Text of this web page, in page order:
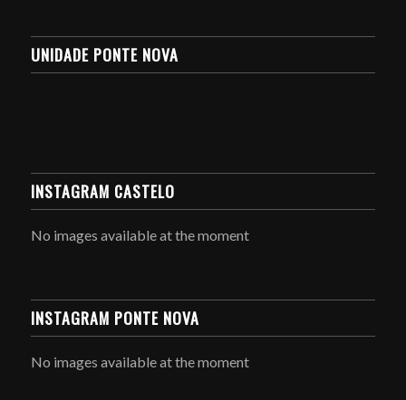
UNIDADE PONTE NOVA
INSTAGRAM CASTELO
No images available at the moment
INSTAGRAM PONTE NOVA
No images available at the moment